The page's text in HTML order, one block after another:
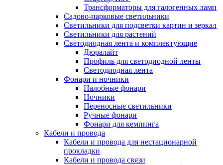
Трансформаторы для галогенных ламп
Садово-парковые светильники
Светильники для подсветки картин и зеркал
Светильники для растений
Светодиодная лента и комплектующие
Дюралайт
Профиль для светодиодной ленты
Светодиодная лента
Фонари и ночники
Налобные фонари
Ночники
Переносные светильники
Ручные фонари
Фонари для кемпинга
Кабели и провода
Кабели и провода для нестационарной
прокладки
Кабели и провода связи